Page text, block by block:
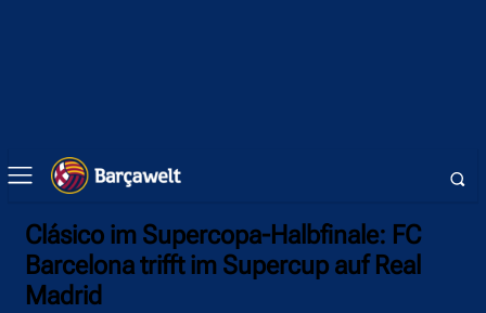
Clásico im Supercopa-Halbfinale: FC
Barcelona trifft im Supercup auf Real
Madrid